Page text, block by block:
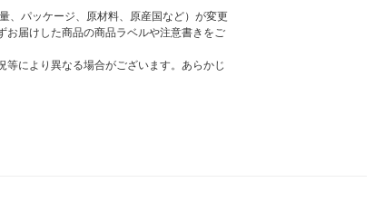
、パッケージ、原材料、原産国など）が変更
お届けした商品の商品ラベルや注意書きをご
により異なる場合がございます。あらかじ